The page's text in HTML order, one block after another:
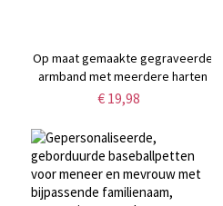
Op maat gemaakte gegraveerde
armband met meerdere harten
en namen, verstelbare armband
Valentijnsdag/Moederdag/
voor haar/moeder/BFF
€ 19,98